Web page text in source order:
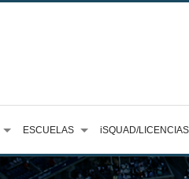
ESCUELAS iSQUAD/LICENCIAS